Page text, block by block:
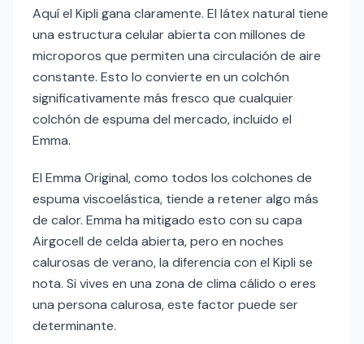
Aquí el Kipli gana claramente. El látex natural tiene
una estructura celular abierta con millones de
microporos que permiten una circulación de aire
constante. Esto lo convierte en un colchón
significativamente más fresco que cualquier
colchón de espuma del mercado, incluido el
Emma.
El Emma Original, como todos los colchones de
espuma viscoelástica, tiende a retener algo más
de calor. Emma ha mitigado esto con su capa
Airgocell de celda abierta, pero en noches
calurosas de verano, la diferencia con el Kipli se
nota. Si vives en una zona de clima cálido o eres
una persona calurosa, este factor puede ser
determinante.